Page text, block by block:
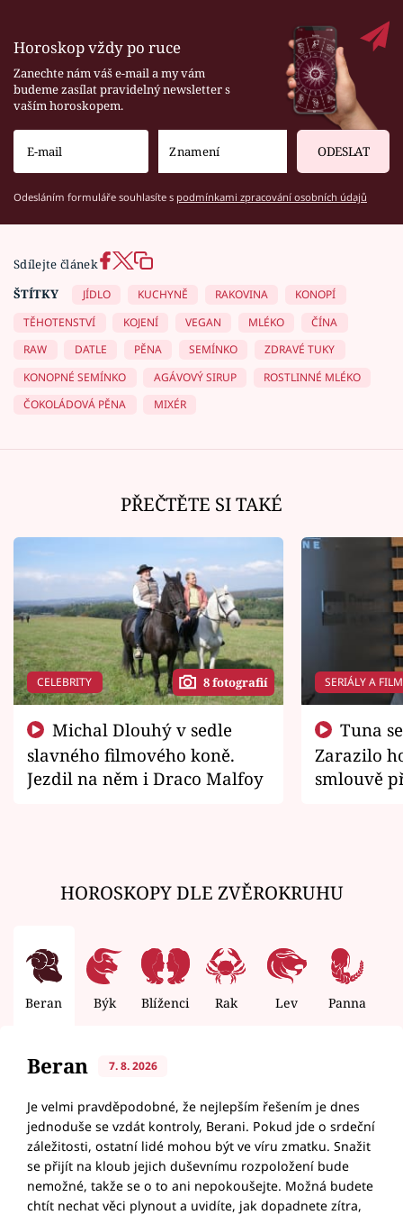
Horoskop vždy po ruce
Zanechte nám váš e-mail a my vám
budeme zasílat pravidelný newsletter s
vaším horoskopem.
ODESLAT
Odesláním formuláře souhlasíte s podmínkami zpracování osobních údajů
Sdílejte článek
ŠTÍTKY
JÍDLO KUCHYNĚ RAKOVINA
KONOPÍ
TĚHOTENSTVÍ
KOJENÍ VEGAN MLÉKO
ČÍNA
RAW
DATLE PĚNA SEMÍNKO
ZDRAVÉ TUKY
KONOPNÉ SEMÍNKO
AGÁVOVÝ SIRUP
ROSTLINNÉ MLÉKO
ČOKOLÁDOVÁ PĚNA
MIXÉR
PŘEČTĚTE SI TAKÉ
CELEBRITY 8 fotografií
slavného filmového koně.
Jezdil na něm i Draco Malfoy
SERIÁLY A
Zarazilo
smlouvě
HOROSKOPY DLE ZVĚROKRUHU
Beran Býk Blíženci Rak Lev Panna
Beran 7. 8. 2026
Je velmi pravděpodobné, že nejlepším řešením je dnes
jednoduše se vzdát kontroly, Berani. Pokud jde o srdeční
záležitosti, ostatní lidé mohou být ve víru zmatku. Snažit
se přijít na kloub jejich duševnímu rozpoložení bude
nemožné, takže se o to ani nepokoušejte. Možná budete
chtít nechat věci plynout a uvidíte, jak dopadnete zítra,